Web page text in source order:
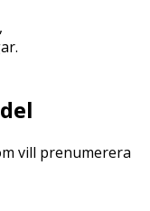
vill prenumerera